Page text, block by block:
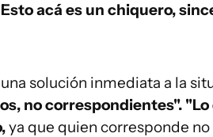
acá es un chiquero,
solución inmediata a la
no correspondientes".
ya que quien corresponde no